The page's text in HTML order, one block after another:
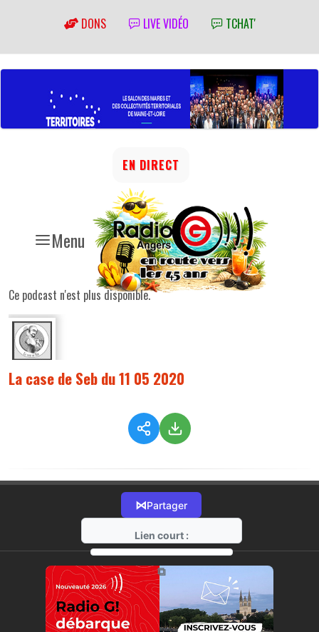
DONS LIVE VIDÉO TCHAT'
Menu
EN DIRECT
Ce podcast n'est plus disponible.
La case de Seb du 11 05 2020
⋈Partager
Lien court :
https://radio-g.fr?2179
⧉